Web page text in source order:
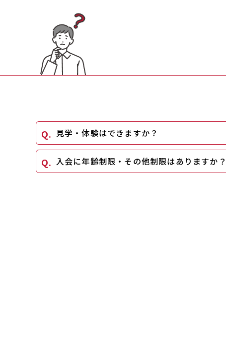
見学・体験はできますか？
入会に年齢制限・その他制限はありますか？